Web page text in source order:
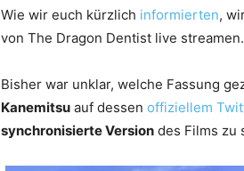
Wie wir euch kürzlich informierten,
von The Dragon Dentist live streamen.
Bisher war unklar, welche Fassung
Kanemitsu auf dessen offiziellem
synchronisierte Version des Films zu